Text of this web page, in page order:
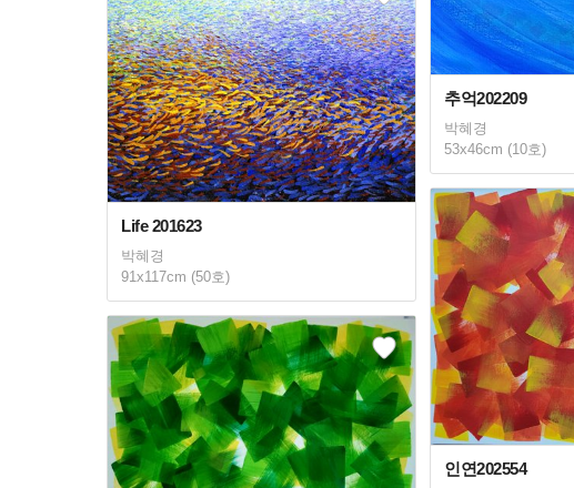
추억202209
박혜경
53x46cm (10호)
Life 201623
박혜경
91x117cm (50호)
인연202554